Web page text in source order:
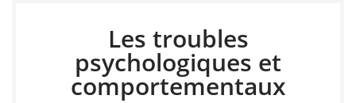
Les troubles
psychologiques et
comportementaux